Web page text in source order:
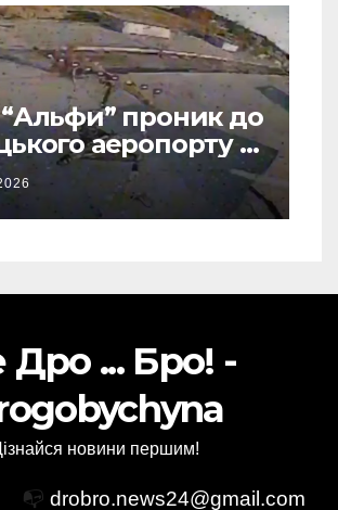
проник до
аеропорту та
“Шахед” ще до
Дро ... Бро! -
новини першим!
📭 drobro.news24@gmail.com